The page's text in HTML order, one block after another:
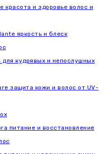
красота и здоровье волос и
яркость и блеск
кудрявых и непослушных
защита кожи и волос от UV-
питание и восстановление